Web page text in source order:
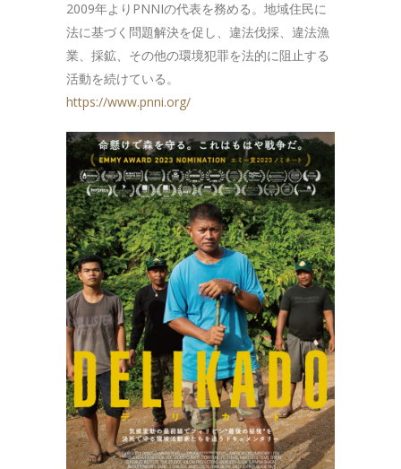
2009年よりPNNIの代表を務める。地域住民に
法に基づく問題解決を促し、違法伐採、違法漁
業、採鉱、その他の環境犯罪を法的に阻止する
活動を続けている。
https://www.pnni.org/